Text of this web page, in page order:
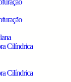
Cilíndrica
Cilíndrica